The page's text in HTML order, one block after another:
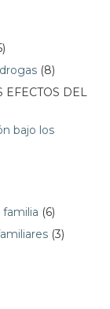
(8)
EFECTOS DEL
bajo los
(6)
(3)